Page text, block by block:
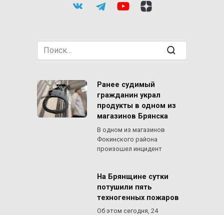
Search
for:
Ранее судимый
гражданин украл
продукты в одном из
магазинов Брянска
В одном из магазинов
Фокинского района
произошел инцидент
На Брянщине сутки
потушили пять
техногенных пожаров
Об этом сегодня, 24